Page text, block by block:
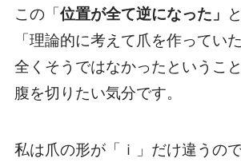
この「 位置が全て逆になった」
「理論的に考えて爪を作ってい
全くそうではなかったということ
腹を切りたい気分です。
私は爪の形が「ｉ」だけ違うので